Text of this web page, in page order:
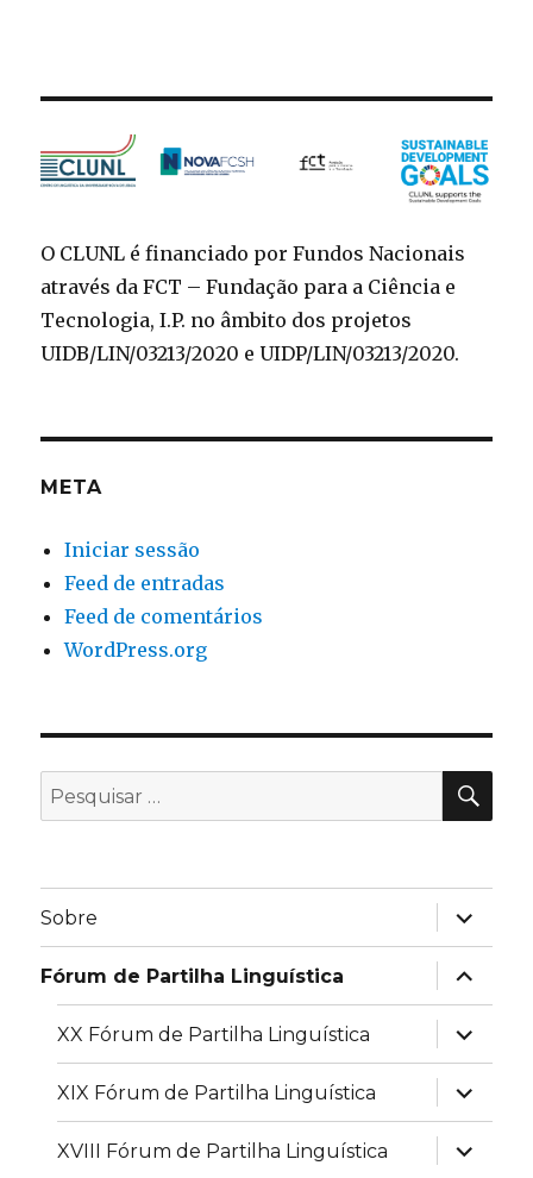
O CLUNL é financiado por Fundos Nacionais
através da FCT – Fundação para a Ciência e
Tecnologia, I.P. no âmbito dos projetos
UIDB/LIN/03213/2020 e UIDP/LIN/03213/2020.
META
Iniciar sessão
Feed de entradas
Feed de comentários
WordPress.org
Pesquisar
por:
Sobre
expandir
Fórum de Partilha Linguística
expandir
XX Fórum de Partilha Linguística
expandir
XIX Fórum de Partilha Linguística
expandir
XVIII Fórum de Partilha Linguística
expandir